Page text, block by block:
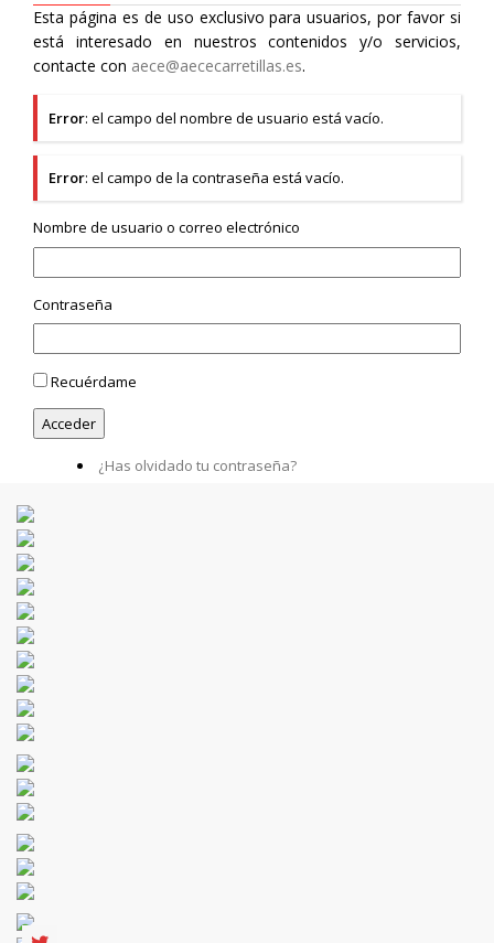
Esta página es de uso exclusivo para usuarios, por favor si
está interesado en nuestros contenidos y/o servicios,
contacte con aece@aececarretillas.es.
Error: el campo del nombre de usuario está vacío.
Error: el campo de la contraseña está vacío.
Nombre de usuario o correo electrónico
Contraseña
Recuérdame
¿Has olvidado tu contraseña?